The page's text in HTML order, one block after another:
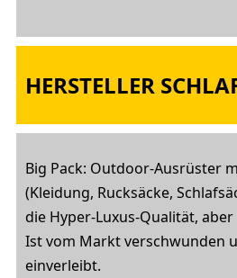
HERSTELLER
Big Pack: Outdoor-Ausrüster
(Kleidung, Rucksäcke,
die Hyper-Luxus-Qualität,
Ist vom Markt verschwunden
einverleibt.